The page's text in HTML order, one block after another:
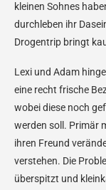
kleinen Sohnes
durchleben ihr
Drogentrip bringt
Lexi und Adam
eine recht frische
wobei diese noch
werden soll. Primär
ihren Freund
verstehen. Die
überspitzt und